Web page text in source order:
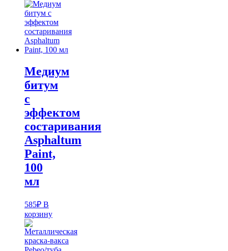
Медиум
битум
с
эффектом
состаривания
Asphaltum
Paint,
100
мл
585₽ В
корзину